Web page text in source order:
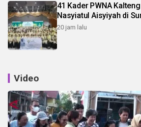
41 Kader PWNA
Nasyiatul Aisyiyah di
20 jam lalu
Video